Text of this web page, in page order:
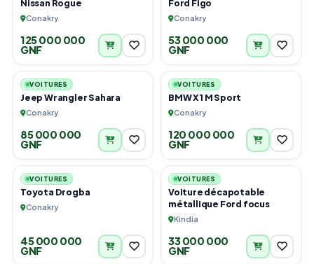
Nissan Rogue
Conakry
125 000 000
GNF
Ford Figo
Conakry
53 000 000
GNF
4
VOITURES
Jeep Wrangler Sahara
Conakry
85 000 000
GNF
3
VOITURES
BMW X1 M Sport
Conakry
120 000 000
GNF
6
VOITURES
Toyota Drogba
Conakry
45 000 000
GNF
4
VOITURES
Voiture décapotable
métallique Ford focus
Kindia
33 000 000
GNF
3 4